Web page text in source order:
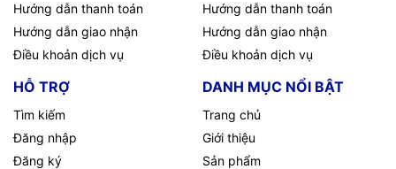
Hướng dẫn thanh toán
Hướng dẫn giao nhận
Điều khoản dịch vụ
Hướng dẫn thanh toán
Hướng dẫn giao nhận
Điều khoản dịch vụ
HỖ TRỢ
Tìm kiếm
Đăng nhập
Đăng ký
DANH MỤC NỔI BẬT
Trang chủ
Giới thiệu
Sản phẩm